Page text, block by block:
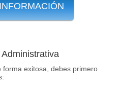
forma exitosa, debes primero